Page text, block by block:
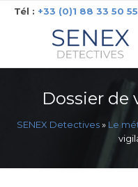
Tél : +33 (0)1 88 33 50 55
Dossier de
SENEX Detectives» Le